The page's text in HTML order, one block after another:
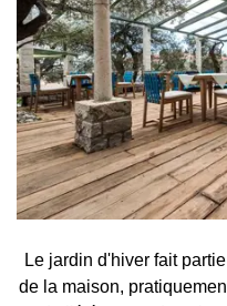
Le jardin d'hiver fait
de la maison,